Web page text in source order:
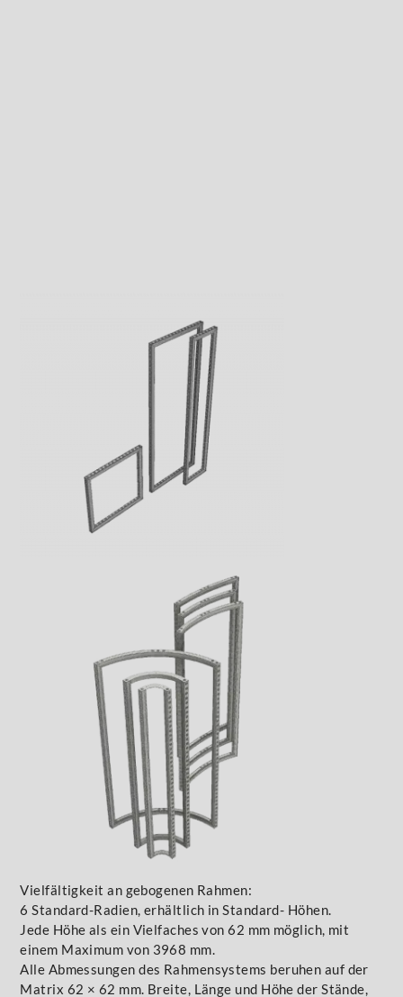
Vielfältigkeit an gebogenen Rahmen:
6 Standard-Radien, erhältlich in Standard- Höhen.
Jede Höhe als ein Vielfaches von 62 mm möglich, mit
einem Maximum von 3968 mm.
Alle Abmessungen des Rahmensystems beruhen auf der
Matrix 62 × 62 mm. Breite, Länge und Höhe der Stände,